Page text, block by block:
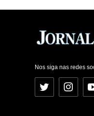
Nos siga nas redes
Twitter